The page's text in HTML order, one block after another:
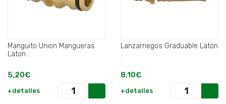
Manguito Union Mangueras
Laton .
5,20€
+detalles
Lanzarriegos Graduable Laton
.
8,10€
+detalles